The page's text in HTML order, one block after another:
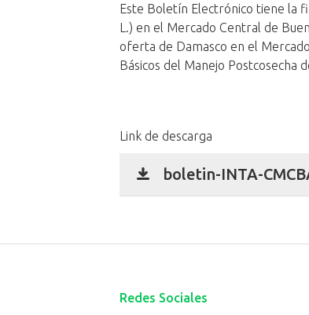
Este Boletín Electrónico tiene la
L.) en el Mercado Central de
oferta de Damasco en el
Básicos del Manejo Postcosecha
Link de descarga
boletin-INTA-
Redes Sociales